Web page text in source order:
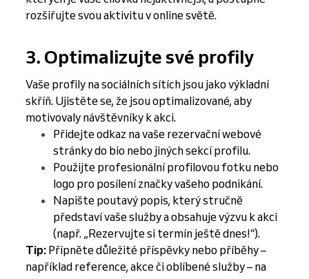
rozšiřujte svou aktivitu v online světě.
3. Optimalizujte své profily
Vaše profily na sociálních sítích jsou jako výkladní
skříň. Ujistěte se, že jsou optimalizované, aby
motivovaly návštěvníky k akci.
Přidejte odkaz na vaše rezervační webové
stránky do bio nebo jiných sekcí profilu.
Použijte profesionální profilovou fotku nebo
logo pro posílení značky vašeho podnikání.
Napište poutavý popis, který stručně
představí vaše služby a obsahuje výzvu k akci
(např. „Rezervujte si termín ještě dnes!“).
Tip:Připněte důležité příspěvky nebo příběhy –
například reference, akce či oblíbené služby – na